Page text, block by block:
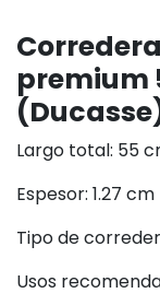
premium
Largo total: 55
Espesor: 1.27 cm
Tipo de
Usos